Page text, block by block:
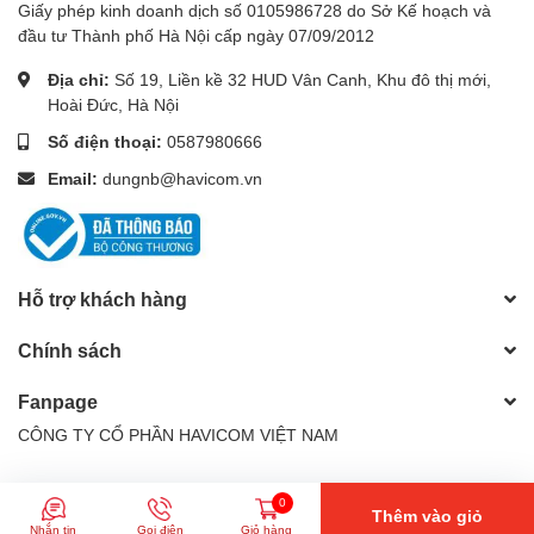
tăng tuổi thọ của thiết bị
Nguồn cấp
Điện áp ngõ ra
Dòng điện ngõ ra
Bảo vệ quá tải ngõ ra
Bảo vệ quá áp
Bộ
Hiển thị ngõ ra
Nhiệt độ làm việc
−20
Giấy phép kinh doanh dịch số 0105986728 do Sở Kế hoạch và
đầu tư Thành phố Hà Nội cấp ngày 07/09/2012
Địa chỉ: Số 19, Liền kề 32 HUD Vân Canh, Khu đô thị mới,
Hoài Đức, Hà Nội
Số điện thoại: 0587980666
Email: dungnb@havicom.vn
Hỗ trợ khách hàng
Chính sách
Fanpage
CÔNG TY CỔ PHẦN HAVICOM VIỆT NAM
© Bản quyền thuộc về CÔNG TY CỔ PHẦN HAVICOM VIỆT NAM
Cung cấp bởi
Sapo
Nhắn tin Gọi điện
0
Giỏ hàng
Thêm vào giỏ